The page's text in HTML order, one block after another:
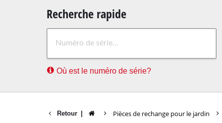
Marteau rotatif
Perceuse à
Machines de
Recherche rapide
Où est le numéro de série?
Retour Pièces de rechange pour le jardin